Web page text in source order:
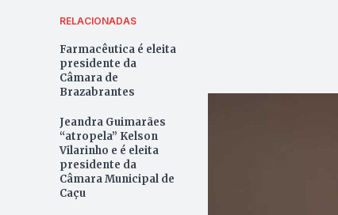
RELACIONADAS
Farmacêutica é eleita
presidente da
Câmara de
Brazabrantes
Jeandra Guimarães
“atropela” Kelson
Vilarinho e é eleita
presidente da
Câmara Municipal de
Caçu